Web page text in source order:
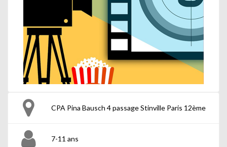
CPA Pina Bausch 4 passage Stinville Paris 12ème
7-11 ans